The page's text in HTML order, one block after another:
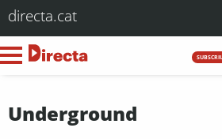
directa.cat
Underground